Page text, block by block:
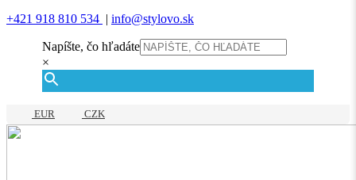
+421 918 810 534 | info@stylovo.sk
Napíšte, čo hľadáte
×
EUR CZK